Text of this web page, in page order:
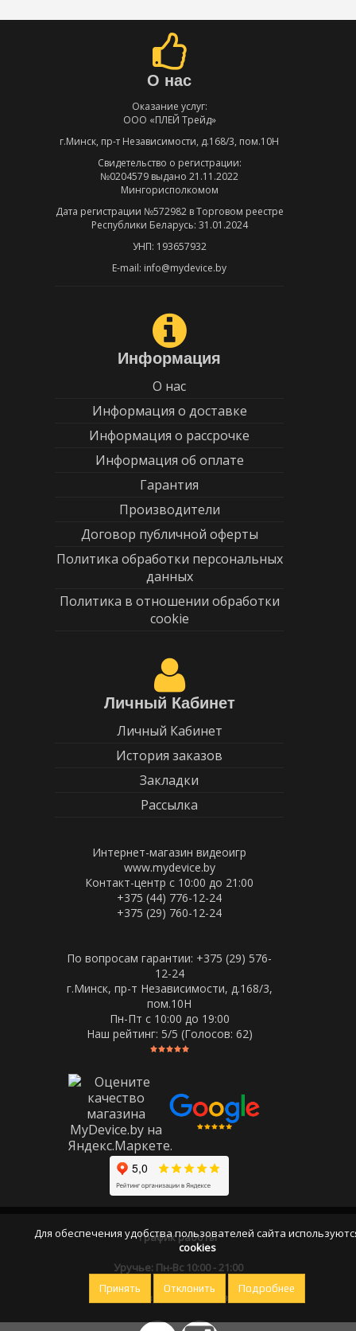
О нас
Оказание услуг:
ООО «ПЛЕЙ Трейд»
г.Минск, пр-т Независимости, д.168/3, пом.10Н
Свидетельство о регистрации:
№0204579 выдано 21.11.2022
Мингорисполкомом
Дата регистрации №572982 в Торговом реестре
Республики Беларусь: 31.01.2024
УНП: 193657932
E-mail: info@mydevice.by
Информация
О нас
Информация о доставке
Информация о рассрочке
Информация об оплате
Гарантия
Производители
Договор публичной оферты
Политика обработки персональных
данных
Политика в отношении обработки
cookie
Личный Кабинет
Личный Кабинет
История заказов
Закладки
Рассылка
Интернет-магазин видеоигр
www.mydevice.by
Контакт-центр с 10:00 до 21:00
+375 (44) 776-12-24
+375 (29) 760-12-24
По вопросам гарантии: +375 (29) 576-
12-24
г.Минск, пр-т Независимости, д.168/3,
пом.10Н
Пн-Пт c 10:00 до 19:00
Наш рейтинг: 5/5 (Голосов: 62)
График работы
Уручье: Пн-Вс 10:00 - 21:00
Оставайтесь на связи
Для обеспечения удобства пользователей сайта
cookies
Принять Отклонить Подробнее